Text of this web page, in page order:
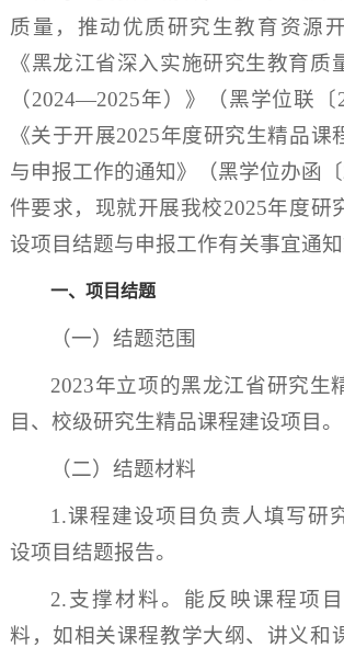
质量，推动优质研究生教育资源
《黑龙江省深入实施研究生教育质
（2024—2025年）》（黑学位联〔
《关于开展2025年度研究生精品课
与申报工作的通知》（黑学位办函
件要求，现就开展我校2025年度研
设项目结题与申报工作有关事宜通知
一、项目结题
（一）结题范围
2023年立项的黑龙江省研究生
目、校级研究生精品课程建设项目。
（二）结题材料
1.课程建设项目负责人填写研
设项目结题报告。
2.支撑材料。能反映课程项
料，如相关课程教学大纲、讲义和